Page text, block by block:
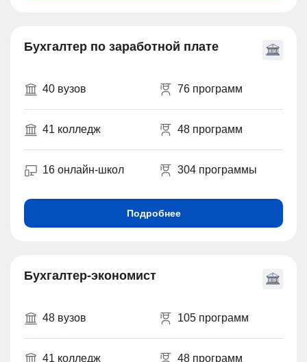
Бухгалтер по заработной плате
40 вузов 76 программ
41 колледж 48 программ
16 онлайн-школ 304 программы
Подробнее
Бухгалтер-экономист
48 вузов 105 программ
41 колледж 48 программ